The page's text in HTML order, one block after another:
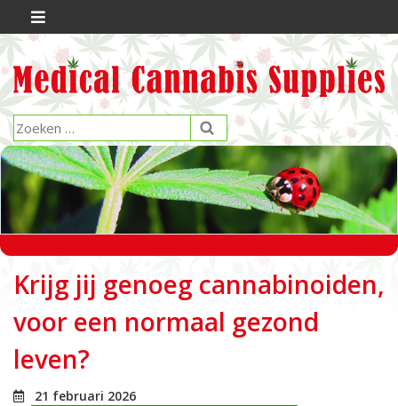
Krijg jij genoeg cannabinoiden,
voor een normaal gezond
leven?
21 februari 2026